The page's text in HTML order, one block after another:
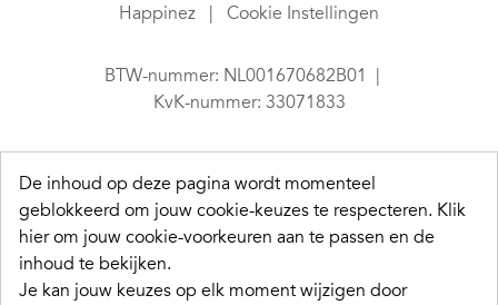
Happinez
Cookie Instellingen
BTW-nummer: NL001670682B01
KvK-nummer: 33071833
De inhoud op deze pagina wordt momenteel
geblokkeerd om jouw cookie-keuzes te respecteren. Klik
hier om jouw cookie-voorkeuren aan te passen en de
inhoud te bekijken.
Je kan jouw keuzes op elk moment wijzigen door